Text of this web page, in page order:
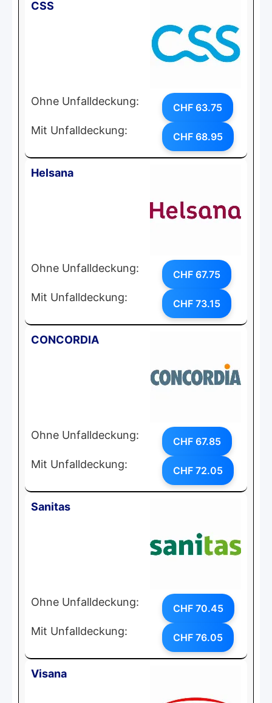
CSS
Ohne Unfalldeckung: CHF 63.75
Mit Unfalldeckung: CHF 68.95
Helsana
Ohne Unfalldeckung: CHF 67.75
Mit Unfalldeckung: CHF 73.15
CONCORDIA
Ohne Unfalldeckung: CHF 67.85
Mit Unfalldeckung: CHF 72.05
Sanitas
Ohne Unfalldeckung: CHF 70.45
Mit Unfalldeckung: CHF 76.05
Visana